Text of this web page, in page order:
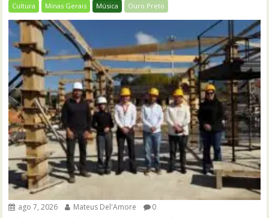
Cultura Minas Gerais Música Ouro Preto
ago 7, 2026 Mateus Del'Amore 0